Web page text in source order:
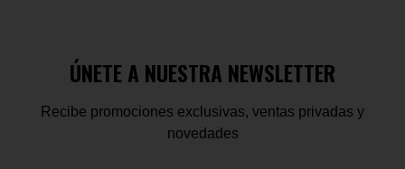
ÚNETE A NUESTRA NEWSLETTER
Recibe promociones exclusivas, ventas privadas y
novedades